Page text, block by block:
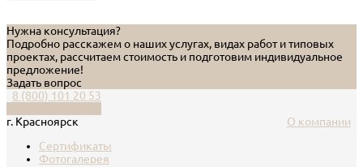
Нужна консультация?
Подробно расскажем о наших услугах, видах работ и типовых
проектах, рассчитаем стоимость и подготовим индивидуальное
предложение!
Задать вопрос
8 (800) 101 20 53
г. Красноярск
О компании
Сертификаты
Фотогалерея